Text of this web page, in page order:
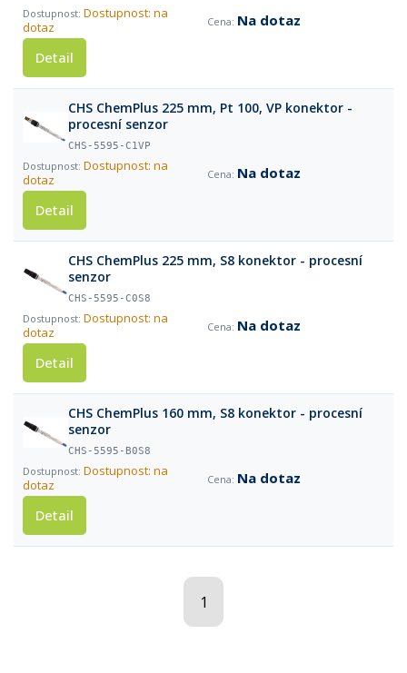
Dostupnost: na
dotaz
Na dotaz
Detail
CHS ChemPlus 225 mm, Pt 100, VP konektor -
procesní senzor
CHS-5595-C1VP
Dostupnost: na
dotaz
Na dotaz
Detail
CHS ChemPlus 225 mm, S8 konektor - procesní
senzor
CHS-5595-C0S8
Dostupnost: na
dotaz
Na dotaz
Detail
CHS ChemPlus 160 mm, S8 konektor - procesní
senzor
CHS-5595-B0S8
Dostupnost: na
dotaz
Na dotaz
Detail
1